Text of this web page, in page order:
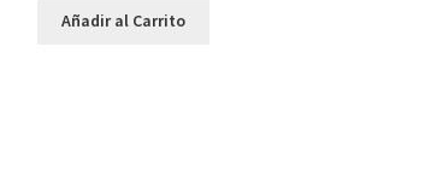
Añadir al Carrito